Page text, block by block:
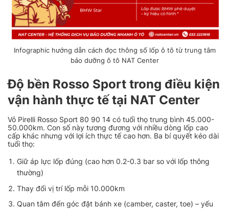
Infographic hướng dẫn cách đọc thông số lốp ô tô từ trung tâm
bảo dưỡng ô tô NAT Center
Độ bền Rosso Sport trong điều kiện
vận hành thực tế tại NAT Center
Vỏ Pirelli Rosso Sport 80 90 14 có tuổi thọ trung bình 45.000-
50.000km. Con số này tương đương với nhiều dòng lốp cao
cấp khác nhưng với lợi ích thực tế cao hơn. Ba bí quyết kéo dài
tuổi thọ:
Giữ áp lực lốp đúng (cao hơn 0.2-0.3 bar so với lốp thông
thường)
Thay đổi vị trí lốp mỗi 10.000km
Quan tâm đến góc đặt bánh xe (camber, caster, toe) – yếu